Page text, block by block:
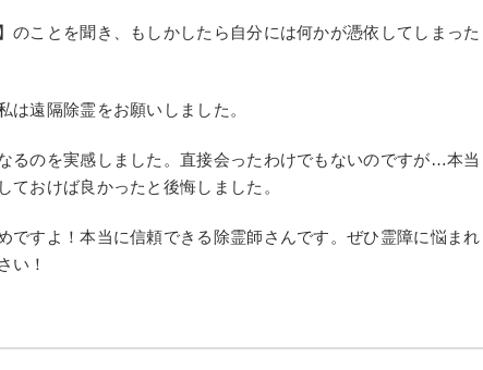
のことを聞き、もしかしたら自分には何かが憑依してしまった
遠隔除霊をお願いしました。
るのを実感しました。直接会ったわけでもないのですが…本当
おけば良かったと後悔しました。
ですよ！本当に信頼できる除霊師さんです。ぜひ霊障に悩まれ
い！